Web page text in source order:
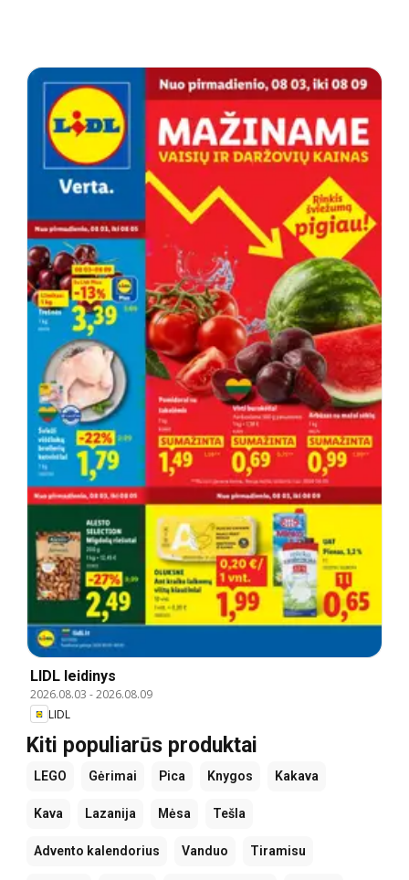
LIDL leidinys
2026.08.03 -2026.08.09
LIDL
Kiti populiarūs produktai
LEGO Gėrimai Pica Knygos Kakava
Kava Lazanija Mėsa Tešla
Advento kalendorius Vanduo Tiramisu